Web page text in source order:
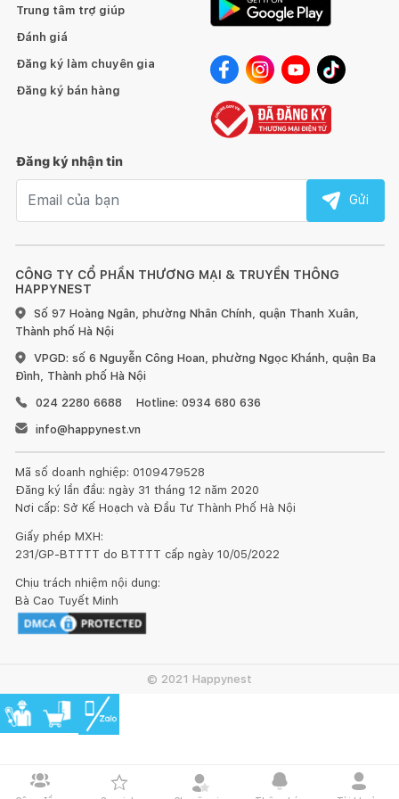
PM 0.01
không khí
Cảm biến
lọc
Chế độ đảo chiều gió
Chế độ ngủ
Chế độ Turbo ✔️
Chế độ Eco/A3
Trọng lượng tịnh 7,25 kg ~ 16 lb
CÔNG TY CỔ PHẦN THƯƠNG MẠI & TRUYỀN THÔNG
HAPPYNEST
Số 97 Hoàng Ngân, phường Nhân Chính, quận Thanh Xuân,
Thành phố Hà Nội
VPGD: số 6 Nguyễn Công Hoan, phường Ngọc Khánh, quận Ba
Đình, Thành phố Hà Nội
024 2280 6688
Hotline: 0934 680 636
info@happynest.vn
Mã số doanh nghiệp: 0109479528
Đăng ký lần đầu: ngày 31 tháng 12 năm 2020
Nơi cấp: Sở Kế Hoạch và Đầu Tư Thành Phố Hà Nội
Giấy phép MXH:
231/GP-BTTTT do BTTTT cấp ngày 10/05/2022
Chịu trách nhiệm nội dung:
Bà Cao Tuyết Minh
Trung tâm trợ giúp
Đánh giá
Đăng ký làm chuyên gia
Đăng ký bán hàng
Đăng ký nhận tin
Gửi
© 2021 Happynest